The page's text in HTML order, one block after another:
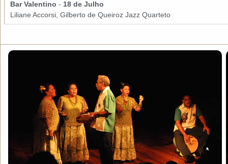
Bar Valentino - 18 de Julho
Liliane Accorsi, Gilberto de Queiroz Jazz Quarteto